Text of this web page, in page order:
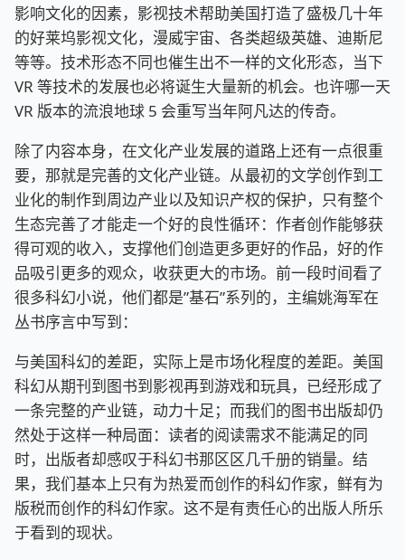
影响文化的因素，影视技术帮助美国打造了盛极几十年
的好莱坞影视文化，漫威宇宙、各类超级英雄、迪斯尼
等等。技术形态不同也催生出不一样的文化形态，当下
VR 等技术的发展也必将诞生大量新的机会。也许哪一天
VR 版本的流浪地球 5 会重写当年阿凡达的传奇。
除了内容本身，在文化产业发展的道路上还有一点很重
要，那就是完善的文化产业链。从最初的文学创作到工
业化的制作到周边产业以及知识产权的保护，只有整个
生态完善了才能走一个好的良性循环：作者创作能够获
得可观的收入，支撑他们创造更多更好的作品，好的作
品吸引更多的观众，收获更大的市场。前一段时间看了
很多科幻小说，他们都是”基石”系列的，主编姚海军在
丛书序言中写到：
与美国科幻的差距，实际上是市场化程度的差距。美国
科幻从期刊到图书到影视再到游戏和玩具，已经形成了
一条完整的产业链，动力十足；而我们的图书出版却仍
然处于这样一种局面：读者的阅读需求不能满足的同
时，出版者却感叹于科幻书那区区几千册的销量。结
果，我们基本上只有为热爱而创作的科幻作家，鲜有为
版税而创作的科幻作家。这不是有责任心的出版人所乐
于看到的现状。